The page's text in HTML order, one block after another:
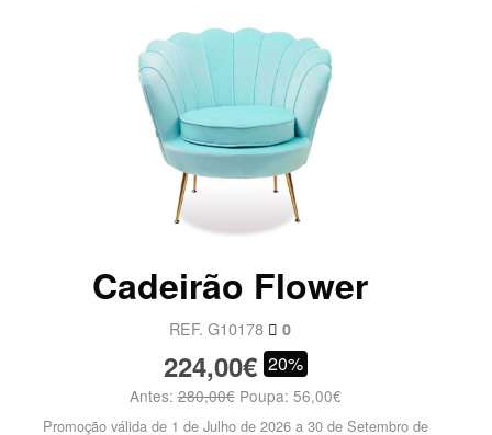
Cadeirão Flower
REF. G10178 0
224,00€ 20%
Antes:280,00€ Poupa: 56,00€
Promoção válida de 1 de Julho de 2026 a 30 de Setembro de